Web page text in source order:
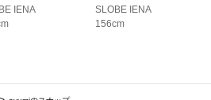
IENA
SLOBE IENA
156cm